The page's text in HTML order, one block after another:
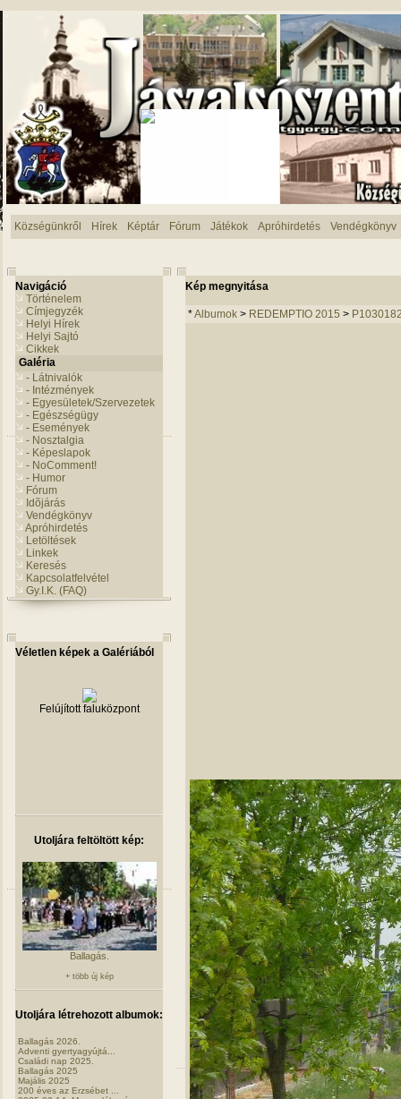
Községünkről Hírek Képtár Fórum Játékok Apróhirdetés Vendégkönyv
Navigáció
Történelem
Címjegyzék
Helyi Hírek
Helyi Sajtó
Cikkek
Galéria
- Látnivalók
- Intézmények
- Egyesületek/Szervezetek
- Egészségügy
- Események
- Nosztalgia
- Képeslapok
- NoComment!
- Humor
Fórum
Idõjárás
Vendégkönyv
Apróhirdetés
Letöltések
Linkek
Keresés
Kapcsolatfelvétel
Gy.I.K. (FAQ)
Véletlen képek a Galériából
Felújított faluközpont
Utoljára feltöltött kép:
Ballagás.
+ több új kép
Utoljára létrehozott albumok:
Ballagás 2026.
Adventi gyertyagyújtá...
Családi nap 2025.
Ballagás 2025
Majális 2025
200 éves az Erzsébet ...
Kép megnyitása
*Albumok > REDEMPTIO 2015 >